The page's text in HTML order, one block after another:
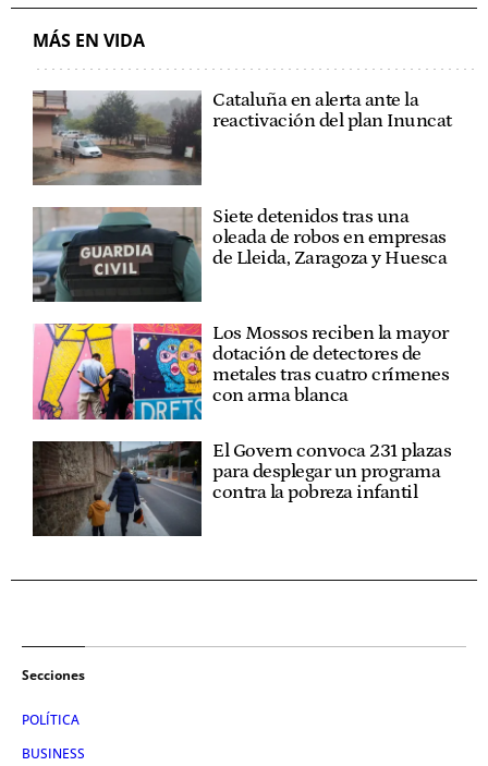
MÁS EN VIDA
Cataluña en alerta ante la
reactivación del plan Inuncat
Siete detenidos tras una
oleada de robos en empresas
de Lleida, Zaragoza y Huesca
Los Mossos reciben la mayor
dotación de detectores de
metales tras cuatro crímenes
con arma blanca
El Govern convoca 231 plazas
para desplegar un programa
contra la pobreza infantil
Secciones
POLÍTICA
BUSINESS